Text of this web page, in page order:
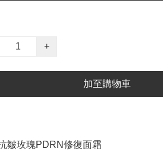
+
加至購物車
皺玫瑰PDRN修復面霜